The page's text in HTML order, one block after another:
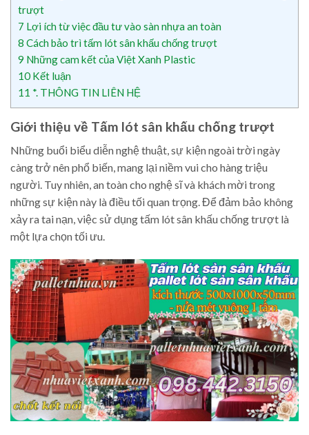
trượt
7 Lợi ích từ việc đầu tư vào sàn nhựa an toàn
8 Cách bảo trì tấm lót sân khấu chống trượt
9 Những cam kết của Việt Xanh Plastic
10 Kết luận
11 *. THÔNG TIN LIÊN HỆ
Giới thiệu về Tấm lót sân khấu chống trượt
Những buổi biểu diễn nghệ thuật, sự kiện ngoài trời ngày
càng trở nên phổ biến, mang lại niềm vui cho hàng triệu
người. Tuy nhiên, an toàn cho nghệ sĩ và khách mời trong
những sự kiện này là điều tối quan trọng. Để đảm bảo không
xảy ra tai nạn, việc sử dụng tấm lót sân khấu chống trượt là
một lựa chọn tối ưu.